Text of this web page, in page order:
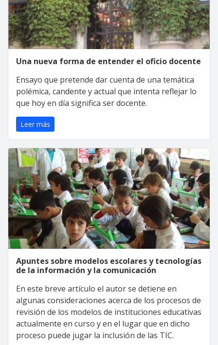
Una nueva forma de entender el oficio docente
Ensayo que pretende dar cuenta de una temática
polémica, candente y actual que intenta reflejar lo
que hoy en día significa ser docente.
Leer más
Apuntes sobre modelos escolares y tecnologías
de la información y la comunicación
En este breve artículo el autor se detiene en
algunas consideraciones acerca de los procesos de
revisión de los modelos de instituciones educativas
actualmente en curso y en el lugar que en dicho
proceso puede jugar la inclusión de las TIC.